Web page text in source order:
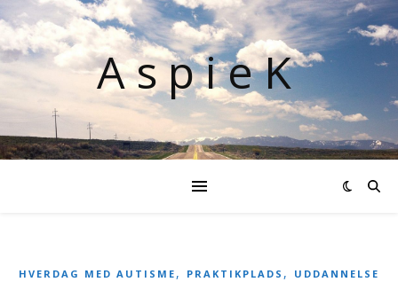
AspieK
HVERDAG MED AUTISME , PRAKTIKPLADS , UDDANNELSE